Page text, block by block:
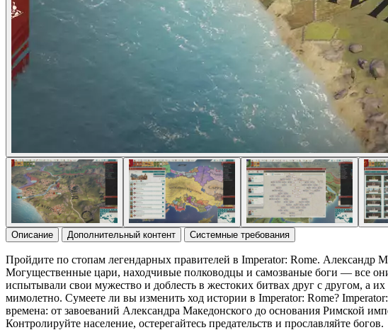
Описание Дополнительный контент Системные требования
Пройдите по стопам легендарных правителей в Imperator: Rome.
Могущественные цари, находчивые полководцы и самозваные боги — все
испытывали свои мужество и доблесть в жестоких битвах друг с другом, а
мимолетно. Сумеете ли вы изменить ход истории в Imperator: Rome?
времена: от завоеваний Александра Македонского до основания Римской
Контролируйте население, остерегайтесь предательств и прославляйте богов.